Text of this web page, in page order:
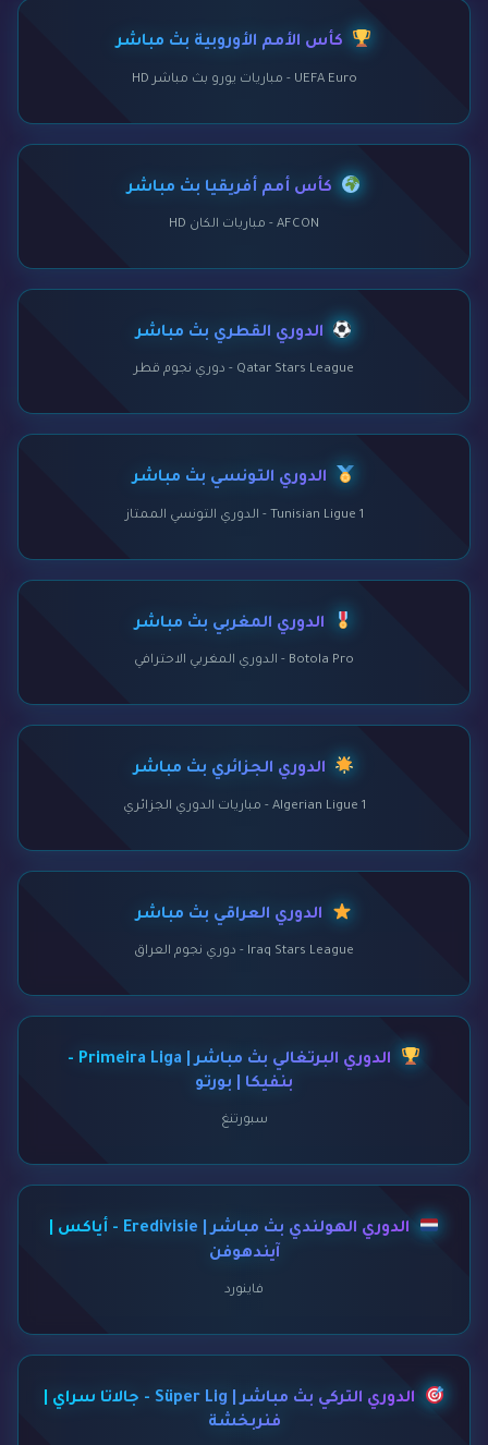
كأس الأمم الأوروبية بث مباشر
UEFA Euro - مباريات يورو بث مباشر HD
كأس أمم أفريقيا بث مباشر
AFCON - مباريات الكان HD
الدوري القطري بث مباشر
Qatar Stars League - دوري نجوم قطر
الدوري التونسي بث مباشر
Tunisian Ligue 1 - الدوري التونسي الممتاز
الدوري المغربي بث مباشر
Botola Pro - الدوري المغربي الاحترافي
الدوري الجزائري بث مباشر
Algerian Ligue 1 - مباريات الدوري الجزائري
الدوري العراقي بث مباشر
Iraq Stars League - دوري نجوم العراق
الدوري البرتغالي بث مباشر | Primeira Liga -
بنفيكا | بورتو
سبورتنغ
الدوري الهولندي بث مباشر | Eredivisie - أياكس |
آيندهوفن
فاينورد
الدوري التركي بث مباشر | Süper Lig - جالاتا سراي |
فنربخشة